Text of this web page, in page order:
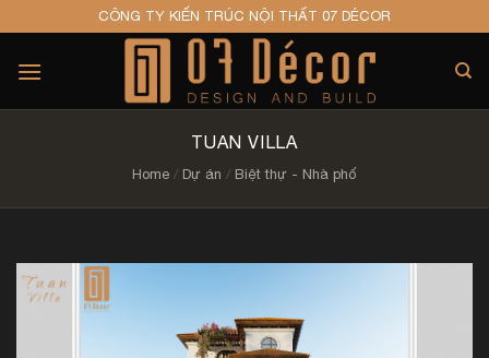
to
content
CÔNG TY KIẾN TRÚC NỘI THẤT 07 DÉCOR
TUAN VILLA
Home / Dự án / Biệt thự - Nhà phố